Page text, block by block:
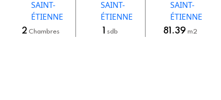
2 Chambres sdb 81.39 m2